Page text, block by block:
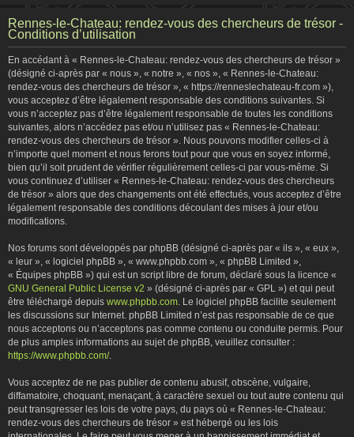
Rennes-le-Chateau: rendez-vous des chercheurs de trésor -
Conditions d’utilisation
En accédant à « Rennes-le-Chateau: rendez-vous des chercheurs de trésor »
(désigné ci-après par « nous », « notre », « nos », « Rennes-le-Chateau:
rendez-vous des chercheurs de trésor », « https://renneslechateau-fr.com »),
vous acceptez d’être légalement responsable des conditions suivantes. Si
vous n’acceptez pas d’être légalement responsable de toutes les conditions
suivantes, alors n’accédez pas et/ou n’utilisez pas « Rennes-le-Chateau:
rendez-vous des chercheurs de trésor ». Nous pouvons modifier celles-ci à
n’importe quel moment et nous ferons tout pour que vous en soyez informé,
bien qu’il soit prudent de vérifier régulièrement celles-ci par vous-même. Si
vous continuez d’utiliser « Rennes-le-Chateau: rendez-vous des chercheurs
de trésor » alors que des changements ont été effectués, vous acceptez d’être
légalement responsable des conditions découlant des mises à jour et/ou
modifications.
Nos forums sont développés par phpBB (désigné ci-après par « ils », « eux »,
« leur », « logiciel phpBB », « www.phpbb.com », « phpBB Limited »,
« Équipes phpBB ») qui est un script libre de forum, déclaré sous la licence «
GNU General Public License v2 » (désigné ci-après par « GPL ») et qui peut
être téléchargé depuis www.phpbb.com. Le logiciel phpBB facilite seulement
les discussions sur Internet. phpBB Limited n’est pas responsable de ce que
nous acceptons ou n’acceptons pas comme contenu ou conduite permis. Pour
de plus amples informations au sujet de phpBB, veuillez consulter :
https://www.phpbb.com/.
Vous acceptez de ne pas publier de contenu abusif, obscène, vulgaire,
diffamatoire, choquant, menaçant, à caractère sexuel ou tout autre contenu qui
peut transgresser les lois de votre pays, du pays où « Rennes-le-Chateau:
rendez-vous des chercheurs de trésor » est hébergé ou les lois